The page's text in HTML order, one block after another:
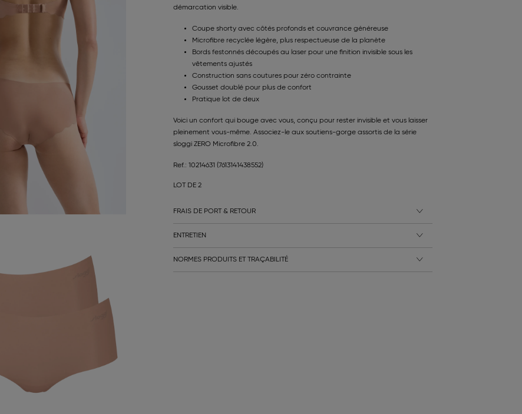
démarcation visible.
Coupe shorty avec côtés profonds et couvrance généreuse
Microfibre recyclée légère, plus respectueuse de la planète
Bords festonnés découpés au laser pour une finition invisible sous les
vêtements ajustés
Construction sans coutures pour zéro contrainte
Gousset doublé pour plus de confort
Pratique lot de deux
Voici un confort qui bouge avec vous, conçu pour rester invisible et vous laisser
pleinement vous-même. Associez-le aux soutiens-gorge assortis de la série
sloggi ZERO Microfibre 2.0.
Ref.: 10214631 (7613141438552)
LOT DE 2
FRAIS DE PORT & RETOUR
ENTRETIEN
NORMES PRODUITS ET TRAÇABILITÉ